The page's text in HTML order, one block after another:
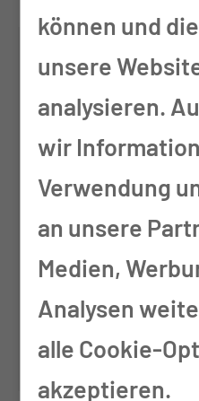
Gennadi
Facharzt für
können und
unsere
analysieren.
wir
Verwendung
an unsere
Medien,
Analysen
alle Cookie-
akzeptieren.